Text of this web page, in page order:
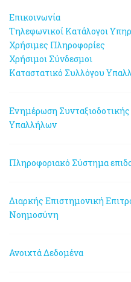
Επικοινωνία
Τηλεφωνικοί Κατάλογοι
Χρήσιμες Πληροφορίες
Χρήσιμοι Σύνδεσμοι
Καταστατικό Συλλόγου
Ενημέρωση
Υπαλλήλων
Πληροφοριακό Σύστημα
Διαρκής Επιστημονική
Νοημοσύνη
Ανοιχτά Δεδομένα